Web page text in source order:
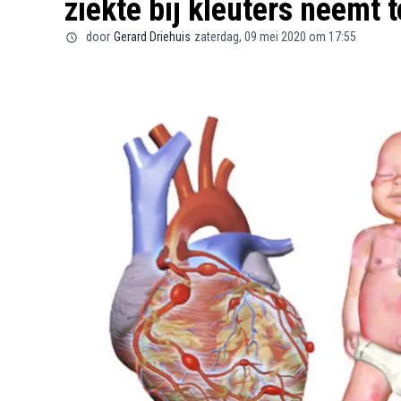
ziekte bij kleuters neemt
door Gerard Driehuis zaterdag, 09 mei 2020 om 17:55